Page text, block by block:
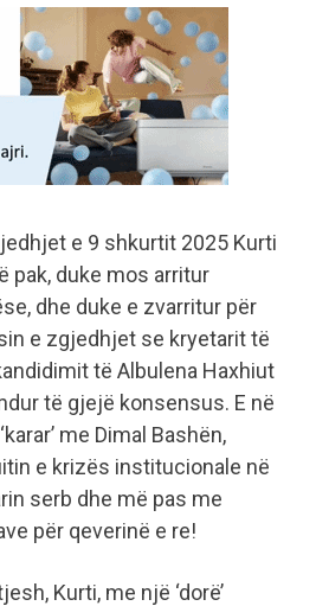
e 9 shkurtit 2025 Kurti
pak, duke mos arritur
dhe duke e zvarritur për
e zgjedhjet se kryetarit të
të Albulena Haxhiut
të gjejë konsensus. E në
me Dimal Bashën,
e krizës institucionale në
serb dhe më pas me
për qeverinë e re!
Kurti, me një ‘dorë’